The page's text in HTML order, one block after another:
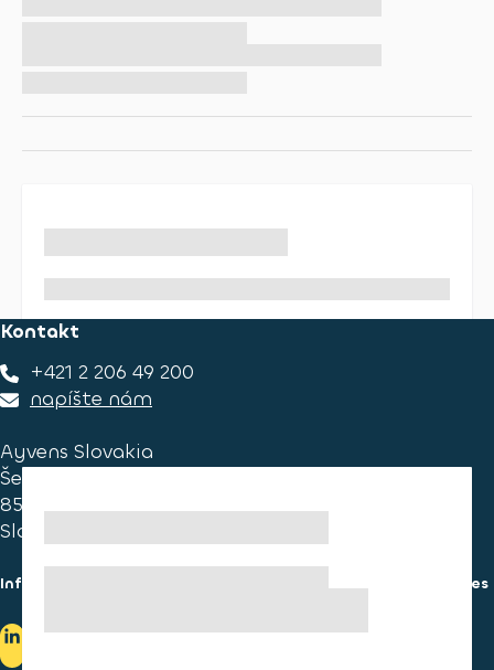
Kontakt
+421 2 206 49 200
napíšte nám
Ayvens Slovakia
Ševčenkova 34
851 01 Bratislava
Slovakia
Informácie pre spotrebiteľa Informácie o používaní cookies